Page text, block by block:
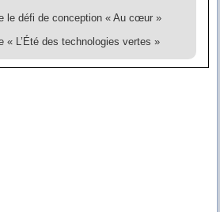
le défi de conception « Au cœur »
« L’Été des technologies vertes »